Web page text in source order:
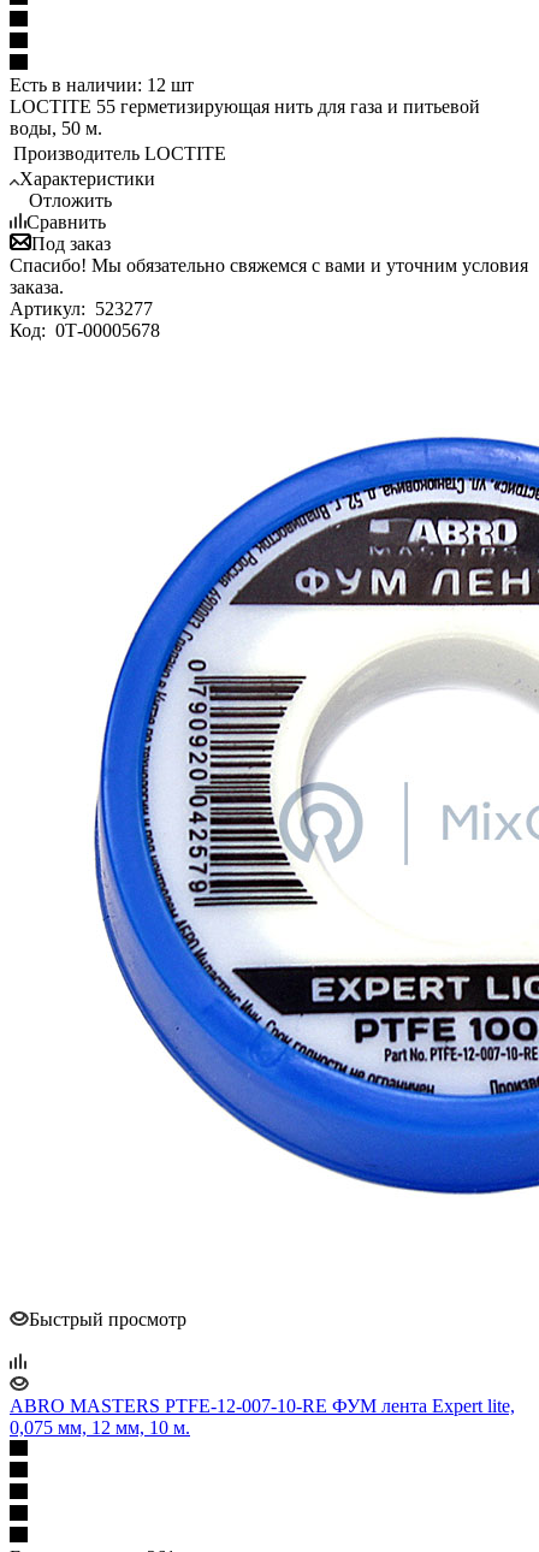
Есть в наличии: 12 шт
LOCTITE 55 герметизирующая нить для газа и питьевой
воды, 50 м.
Производитель LOCTITE
Характеристики
Отложить
Сравнить
Под заказ
Спасибо! Мы обязательно свяжемся с вами и уточним условия
заказа.
Артикул: 523277
Код: 0Т-00005678
Быстрый просмотр
ABRO MASTERS PTFE-12-007-10-RE ФУМ лента Expert lite,
0,075 мм, 12 мм, 10 м.